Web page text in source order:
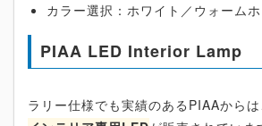
カラー選択：ホワイト／ウォームホ
PIAA LED Interior Lamp
ラリー仕様でも実績のあるPIAAからは